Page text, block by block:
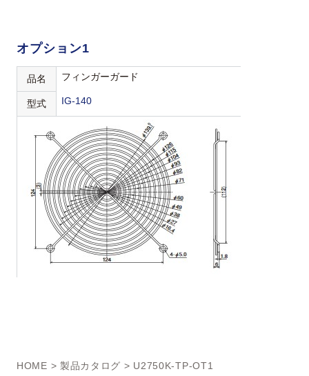
オプション1
品名 フィンガーガード
型式 IG-140
HOME > 製品カタログ > U2750K-TP-OT1